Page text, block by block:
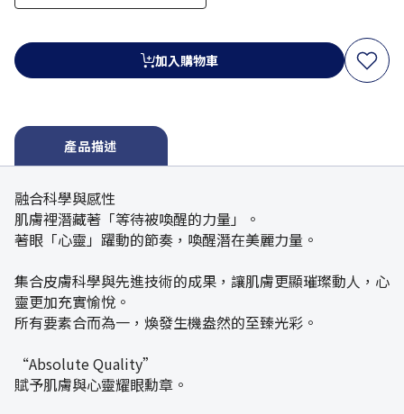
加入購物車
產品描述
融合科學與感性
肌膚裡潛藏著「等待被喚醒的力量」。
著眼「心靈」躍動的節奏，喚醒潛在美麗力量。
集合皮膚科學與先進技術的成果，讓肌膚更顯璀璨動人，心
靈更加充實愉悅。
所有要素合而為一，煥發生機盎然的至臻光彩。
“Absolute Quality”
賦予肌膚與心靈耀眼勳章。